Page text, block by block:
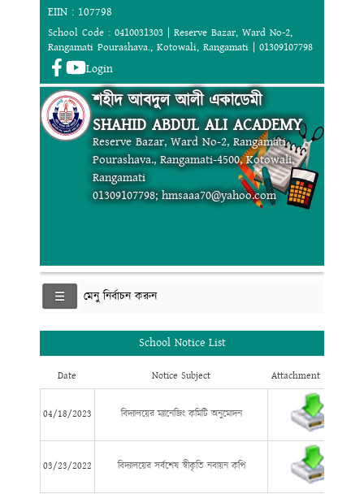
EIIN : 107798
School Code : 0410031303 | Reserve Bazar, Ward No-2,
Rangamati Pourashava., Kotowali, Rangamati | 01309107798
Login
শহীদ আবদুল আলী একাডেমী
SHAHID ABDUL ALI ACADEMY
Reserve Bazar, Ward No-2, Rangamati
Pourashava., Rangamati-4500, Kotowali,
Rangamati
01309107798; hmsaaa70@yahoo.com
মেনু নির্বাচন করুন
School Notice List
Date Notice Subject Attachment
04/18/2023 বিদ্যালয়ের ম্যানেজিং কমিটি অনুমোদন
03/23/2022 বিদ্যালয়ের সর্বশেষ স্বীকৃতি নবায়ন কপি